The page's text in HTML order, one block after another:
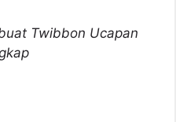
Twibbon Ucapan